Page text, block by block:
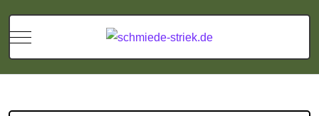
Mobile Menu Toggle